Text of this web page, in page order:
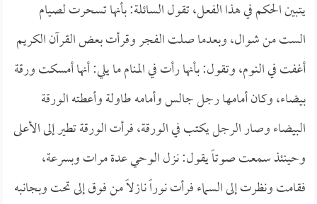
يتبين الحكم في هذا الفعل، تقول السائلة: بأنها تسحرت لصيام
الست من شوال، وبعدما صلت الفجر وقرأت بعض القرآن الكريم
أغفت في النوم، وتقول: بأنها رأت في المنام ما يلي: أنها أمسكت ورقة
بيضاء، وكان أمامها رجل جالس وأمامه طاولة وأعطته الورقة
البيضاء وصار الرجل يكتب في الورقة، فرأت الورقة تطير إلى الأعلى
وحينئذ سمعت صوتاً يقول: نزل الوحي عدة مرات وبسرعة،
فقامت ونظرت إلى السماء فرأت نوراً نازلاً من فوق إلى تحت وبجانبه